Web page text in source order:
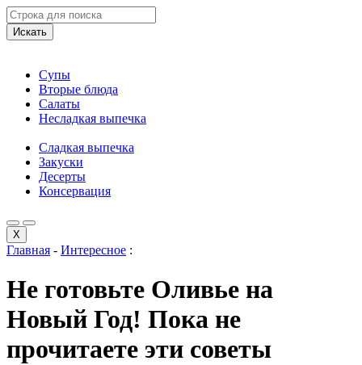
Искать
Супы
Вторые блюда
Салаты
Несладкая выпечка
Сладкая выпечка
Закуски
Десерты
Консервация
X
Главная - Интересное :
Не готовьте Оливье на
Новый Год! Пока не
прочитаете эти советы